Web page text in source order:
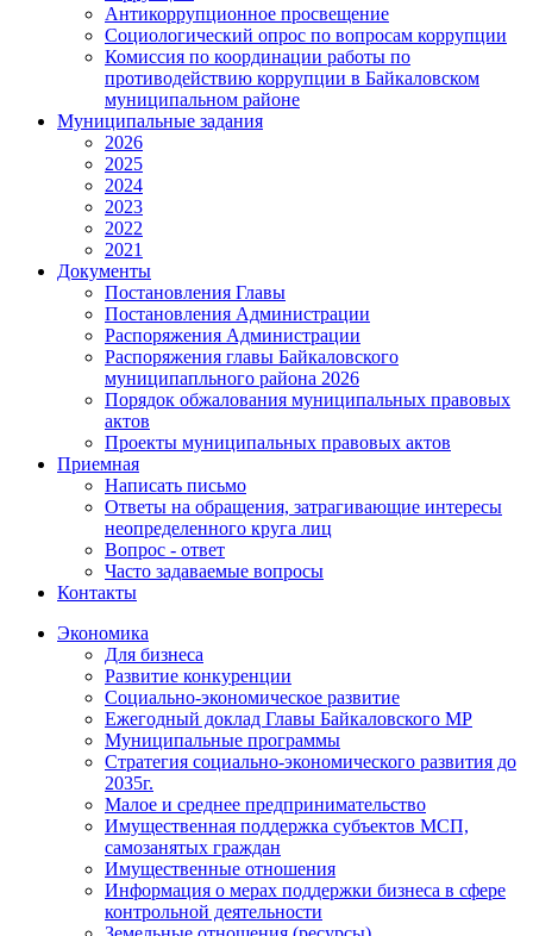
Антикоррупционное просвещение
Социологический опрос по вопросам коррупции
Комиссия по координации работы по
противодействию коррупции в Байкаловском
муниципальном районе
Муниципальные задания
2026
2025
2024
2023
2022
2021
Документы
Постановления Главы
Постановления Администрации
Распоряжения Администрации
Распоряжения главы Байкаловского
муниципапльного района 2026
Порядок обжалования муниципальных правовых
актов
Проекты муниципальных правовых актов
Приемная
Написать письмо
Ответы на обращения, затрагивающие интересы
неопределенного круга лиц
Вопрос - ответ
Часто задаваемые вопросы
Контакты
Экономика
Для бизнеса
Развитие конкуренции
Социально-экономическое развитие
Ежегодный доклад Главы Байкаловского МР
Муниципальные программы
Стратегия социально-экономического развития до
2035г.
Малое и среднее предпринимательство
Имущественная поддержка субъектов МСП,
самозанятых граждан
Имущественные отношения
Информация о мерах поддержки бизнеса в сфере
контрольной деятельности